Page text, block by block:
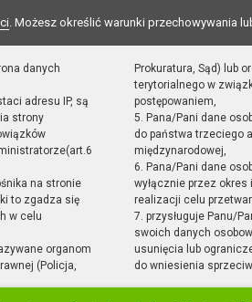
. Możesz określić warunki przechowywania
danych
adresu IP, są
strony
na stronie
to zgadza się
w celu
organom
(Policja,
Prokuratura, Sąd) lub
terytorialnego w
postępowaniem,
5. Pana/Pani dane
do państwa trzeciego
międzynarodowej,
6. Pana/Pani dane
wyłącznie przez
realizacji celu
7. przysługuje Panu/
swoich danych
usunięcia lub
do wniesienia